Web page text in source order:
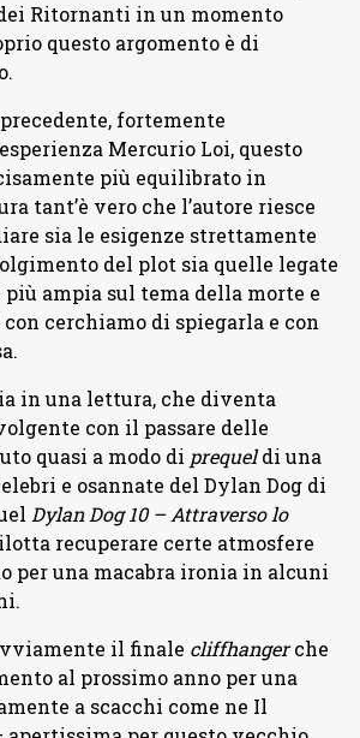
Ritornanti in un momento
questo argomento è di
fortemente
Mercurio Loi, questo
più equilibrato in
tant’è vero che l’autore riesce
sia le esigenze strettamente
del plot sia quelle legate
ampia sul tema della morte e
cerchiamo di spiegarla e con
in una lettura, che diventa
con il passare delle
quasi a modo di prequeldi una
e osannate del Dylan Dog di
Dylan Dog 10 – Attraverso lo
recuperare certe atmosfere
per una macabra ironia in alcuni
il finale cliffhangerche
al prossimo anno per una
a scacchi come ne Il